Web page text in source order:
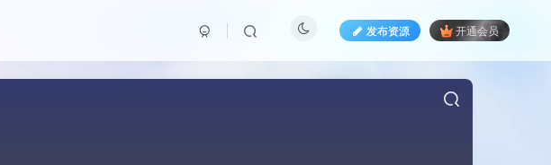
发布资源 开通会员